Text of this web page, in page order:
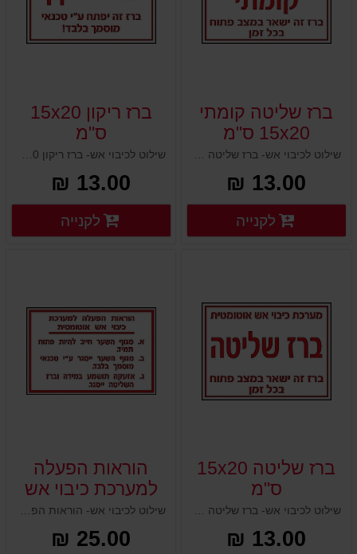
ברז שליטה קומתי
15x20 ס"מ
13.00 ₪
פרטים נוספים פרטים נוספים לקנייה
ברז ריקון 15x20
ס"מ
13.00 ₪
פרטים נוספים
לקנייה
ברז שליטה 15x20
ס"מ
שילוט לכיבוי אש- ברז שליטה 15x20 ס"מ
13.00 ₪
הוראות הפעלה
למערכת כיבוי אש
אוטומטית 15x20
ס"מ
שילוט לכיבוי אש- הוראות הפעלה למערכת כיבוי אש אוטומטית 15x20 ס"מ
25.00 ₪